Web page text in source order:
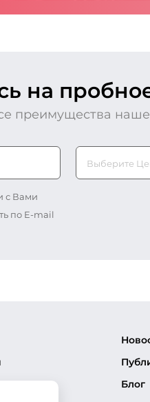
на
преимущества
Выберите
Выберите
с Вами
по E-mail
Блог